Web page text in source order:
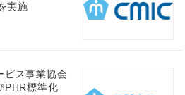
実施
ビス事業協会
PHR標準化